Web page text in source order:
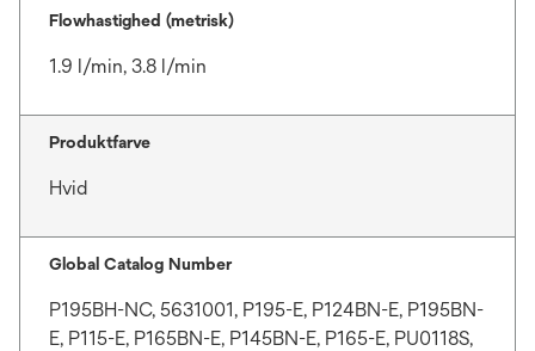
Flowhastighed (metrisk)
1.9 l/min, 3.8 l/min
Produktfarve
Hvid
Global Catalog Number
P195BH-NC, 5631001, P195-E, P124BN-E, P195BN-
E, P115-E, P165BN-E, P145BN-E, P165-E, PU0118S,